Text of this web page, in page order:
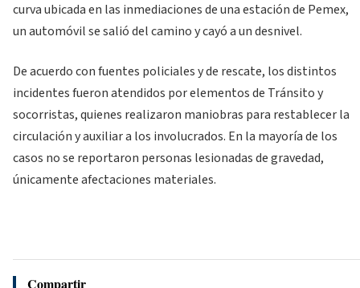
curva ubicada en las inmediaciones de una estación de Pemex,
un automóvil se salió del camino y cayó a un desnivel.
De acuerdo con fuentes policiales y de rescate, los distintos
incidentes fueron atendidos por elementos de Tránsito y
socorristas, quienes realizaron maniobras para restablecer la
circulación y auxiliar a los involucrados. En la mayoría de los
casos no se reportaron personas lesionadas de gravedad,
únicamente afectaciones materiales.
Compartir